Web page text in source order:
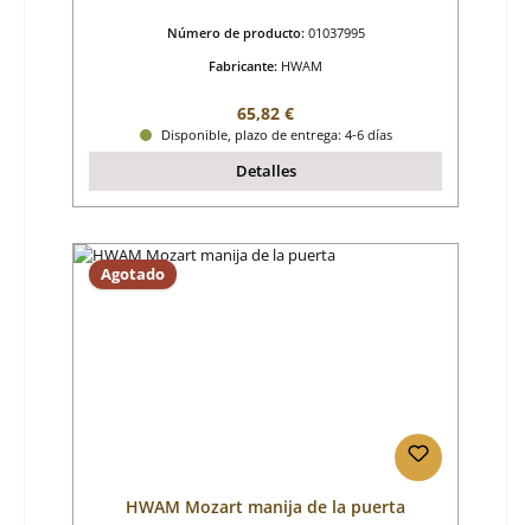
Número de producto: 01037995
Fabricante: HWAM
Precio normal:
65,82 €
Disponible, plazo de entrega: 4-6 días
Detalles
Agotado
HWAM Mozart manija de la puerta